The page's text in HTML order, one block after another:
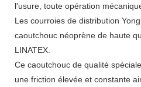
l'usure, toute opération
Les courroies de distribution
caoutchouc néoprène de haute
LINATEX.
Ce caoutchouc de qualité
une friction élevée et constante